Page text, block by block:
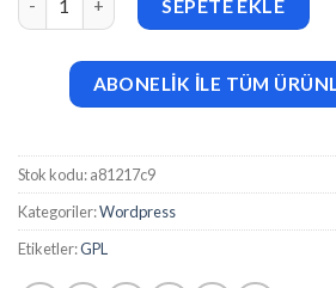
SEPETE EKLE
ABONELİK İLE TÜM
Stok kodu:a81217c9
Kategoriler:Wordpress
Etiketler:GPL